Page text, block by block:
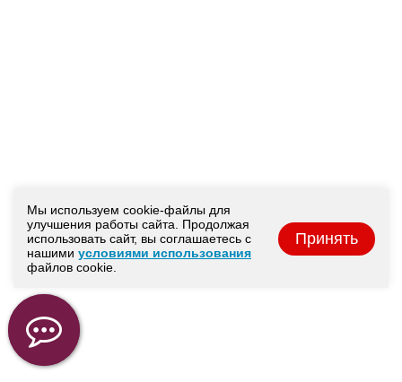
Мы используем cookie-файлы для
улучшения работы сайта. Продолжая
использовать сайт, вы соглашаетесь с
нашими условиями использования
файлов cookie.
Принять